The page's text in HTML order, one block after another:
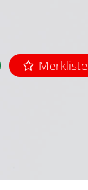
Merkliste